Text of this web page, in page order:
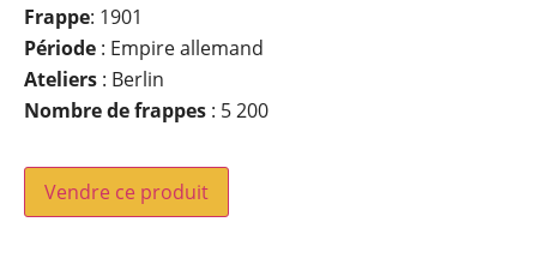
Frappe: 1901
Période : Empire allemand
Ateliers : Berlin
Nombre de frappes : 5 200
Vendre ce produit